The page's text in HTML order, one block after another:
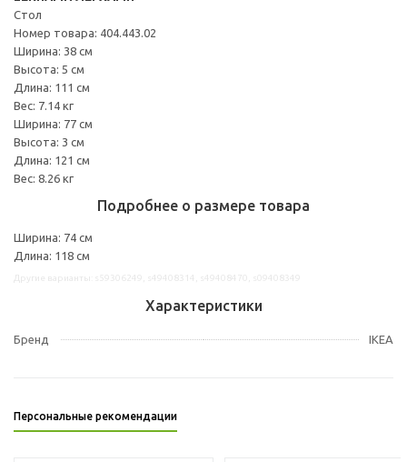
Стол
Номер товара: 404.443.02
Ширина: 38 см
Высота: 5 см
Длина: 111 см
Вес: 7.14 кг
Ширина: 77 см
Высота: 3 см
Длина: 121 см
Вес: 8.26 кг
Подробнее о размере товара
Ширина: 74 см
Длина: 118 см
Характеристики
Бренд IKEA
Персональные рекомендации